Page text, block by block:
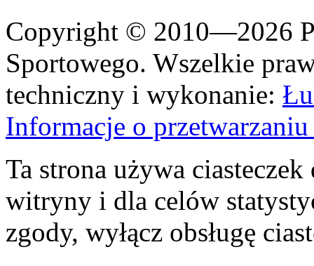
Copyright © 2010—2026
Sportowego. Wszelkie
techniczny i wykonanie:
Informacje o
Ta strona używa
witryny i dla celów
zgody, wyłącz obsługę